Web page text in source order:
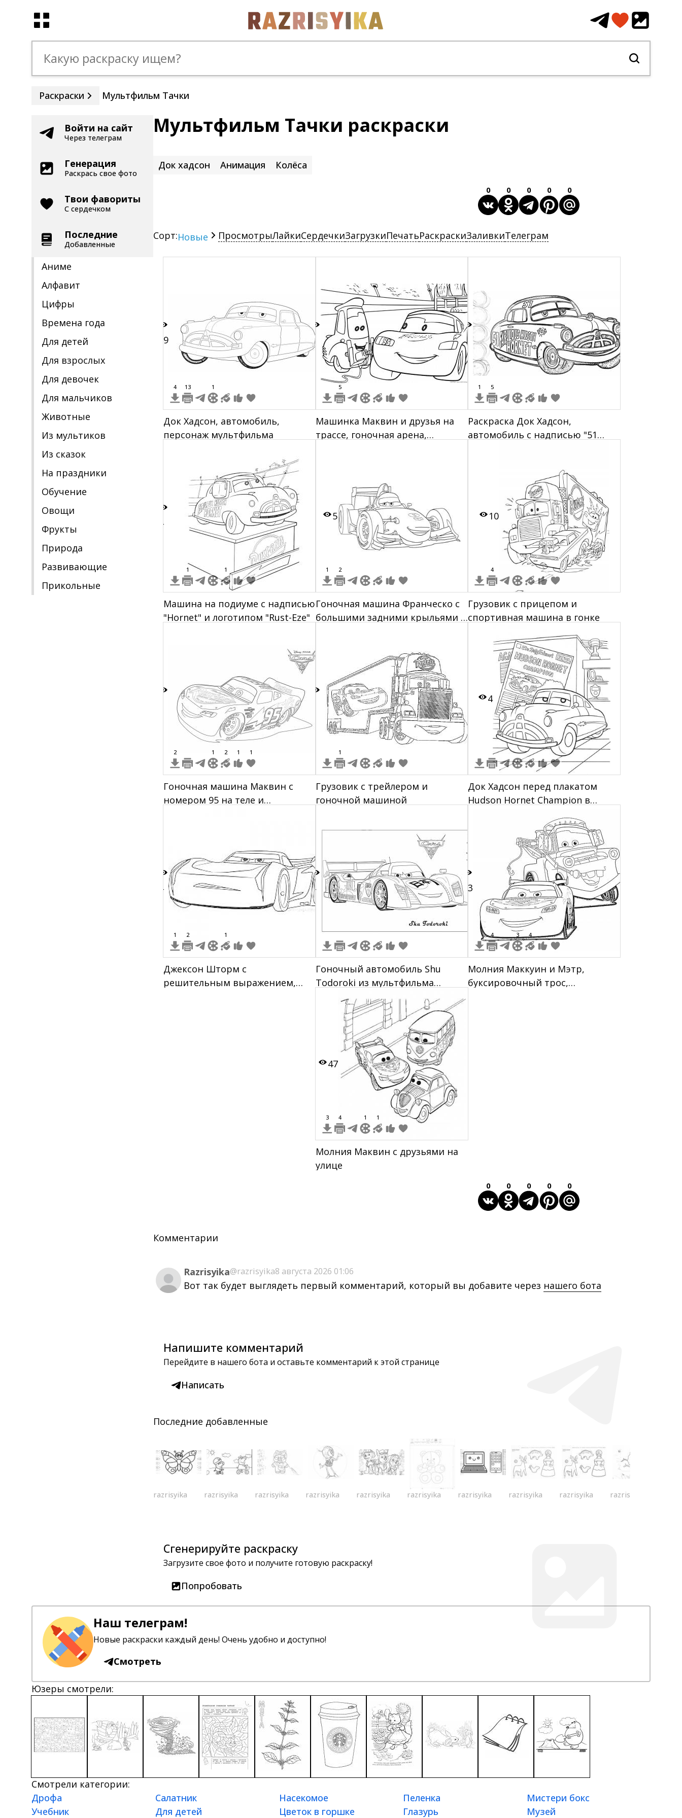
Раскраски Мультфильм Тачки
Войти на сайт
Через телеграм
Генерация
Раскрась свое фото
Твои фавориты
С сердечком
Последние
Добавленные
Аниме
Алфавит
Цифры
Времена года
Для детей
Для взрослых
Для девочек
Для мальчиков
Животные
Из мультиков
Из сказок
На праздники
Обучение
Овощи
Фрукты
Природа
Развивающие
Прикольные
Мультфильм Тачки раскраски
Док хадсон Анимация Колёса
0 0 0 0 0
Сорт:Новые ПросмотрыЛайкиСердечкиЗагрузкиПечатьРаскраскиЗаливкиТелеграм
19
4 13 1
Док Хадсон, автомобиль,
персонаж мультфильма
6
5
Машинка Маквин и друзья на
трассе, гоночная арена,
8
1 5
Раскраска Док Хадсон,
автомобиль с надписью "51
1 1
Машина на подиуме с надписью
"Hornet" и логотипом "Rust-Eze"
5
1 2
Гоночная машина Франческо с
большими задними крыльями и
10
4
Грузовик с прицепом и
спортивная машина в гонке
2 1 2 1 1
Гоночная машина Маквин с
номером 95 на теле и
1
Грузовик с трейлером и
гоночной машиной
4
Док Хадсон перед плакатом
Hudson Hornet Champion в
1 2 1
Джексон Шторм с
решительным выражением,
4
Гоночный автомобиль Shu
Todoroki из мультфильма
"Тачки"
23
4 3 4
Молния Маккуин и Мэтр,
буксировочный трос,
47
3 4 1 1
Молния Маквин с друзьями на
улице
0 0 0 0 0
Комментарии
Razrisyika@razrisyika8 августа 2026 01:06
Вот так будет выглядеть первый комментарий, который вы добавите через нашего бота
Напишите комментарий
Перейдите в нашего бота и оставьте комментарий к этой странице
Написать
Последние добавленные
razrisyika razrisyika razrisyika razrisyika razrisyika razrisyika razrisyika razrisyika razrisyika razrisyika
Сгенерируйте раскраску
Загрузите свое фото и получите готовую раскраску!
Попробовать
Наш телеграм!
Новые раскраски каждый день! Очень удобно и доступно!
Смотреть
Юзеры смотрели:
Смотрели категории:
Дрофа
Салатник Насекомое Пеленка
Мистери бокс
Учебник
Для детей Цветок в горшке Глазурь Музей